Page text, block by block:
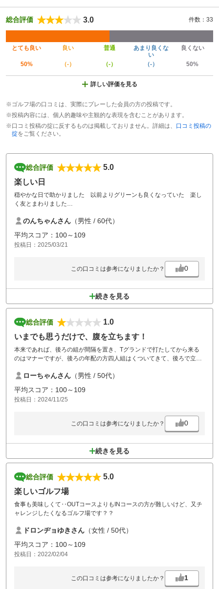
総合評価 3.0 件数：33
とても良い 良い 普通
あまり良くな
い
良くない
50% （-） （-） （-） 50%
詳しい評価を見る
※ゴルフ場の口コミは、実際にプレーした会員の方の投稿です。
※投稿内容には、個人的趣味や主観的な表現を含むことがあります。
※口コミ投稿の掟に反するものは掲載しておりません。詳細は、 口コミ投稿の
掟をご覧ください。
総合評価
5.0
楽しい日
穏やかな日で助かりました 以前よりグリーンも良くなっていた 楽し
く友とまわりました
のんちゃんさん （男性 / 60代）
平均スコア：100～109
投稿日：2025/03/21
この口コミは参考になりましたか？ 0
続きを見る
総合評価
1.0
いまでも思うだけで、腹を立ちます！
本来であれば、後ろの組が間隔を置き、Tグランドで打たしてから来る
のはマナーですが、後ろの年配の方四人組はくついてきて、後ろで立っ
打とうと思ったところ、全然うまくできず、ゴルードで打つのは良いと
して、、先も進んでいないのに、打ってきたりして、うんざりでした。
いい年をしてるのに、ゴルフのマナーが全然できてなかった。せっかく
いいコースただのに、もう二度と行きたくないですね！
ローちゃんさん （男性 / 50代）
平均スコア：100～109
投稿日：2024/11/25
この口コミは参考になりましたか？ 0
続きを見る
総合評価
5.0
楽しいゴルフ場
食事も美味しくて‥OUTコースよりもINコースの方が難しいけど、又チ
ャレンジしたくなるゴルフ場です？？
ドロンヂョゆきさん （女性 / 50代）
平均スコア：100～109
投稿日：2022/02/04
この口コミは参考になりましたか？ 1